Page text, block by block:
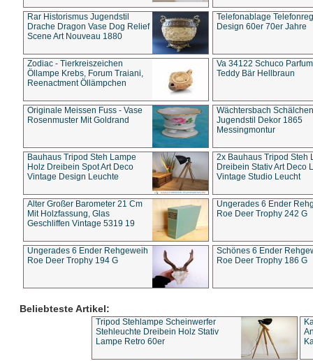
Rar Historismus Jugendstil
Drache Dragon Vase Dog Relief
Scene Art Nouveau 1880
Telefonablage
Design 60er 70er Jahre
Zodiac - Tierkreiszeichen
Öllampe Krebs, Forum Traiani,
Reenactment Öllämpchen
Va 34122 Schuco
Teddy Bär Hellbraun
Originale Meissen Fuss - Vase
Rosenmuster Mit Goldrand
Wächtersbach Schälchen
Jugendstil Dekor 1865
Messingmontur
Bauhaus Tripod Steh Lampe
Holz Dreibein Spot Art Deco
Vintage Design Leuchte
2x Bauhaus Tripod Steh
Dreibein Stativ Art Deco
Vintage Studio Leucht
Alter Großer Barometer 21 Cm
Mit Holzfassung, Glas
Geschliffen Vintage 5319 19
Ungerades 6 Ender
Roe Deer Trophy 242 G
Ungerades 6 Ender Rehgeweih
Roe Deer Trophy 194 G
Schönes 6 Ender
Roe Deer Trophy 186 G
Beliebteste Artikel:
Tripod Stehlampe Scheinwerfer
Stehleuchte Dreibein Holz Stativ
Lampe Retro 60er